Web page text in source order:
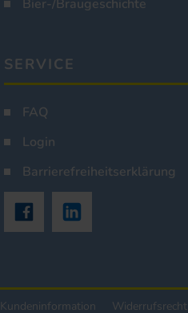
Bier-/Braugeschichte
SERVICE
FAQ
Login
Barrierefreiheitserklärung
Kundeninformation Widerrufsrecht